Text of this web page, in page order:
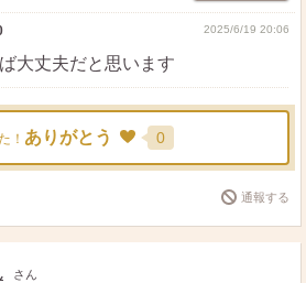
2025/6/19 20:06
大丈夫だと思います
！ ありがとう 0
通報する
さん